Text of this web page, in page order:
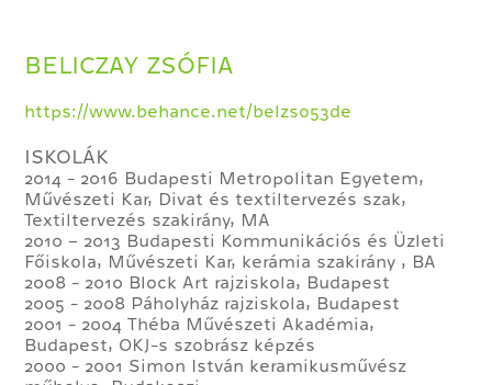
BELICZAY ZSÓFIA
https://www.behance.net/belzso53de
ISKOLÁK
2014 - 2016 Budapesti Metropolitan Egyetem,
Művészeti Kar, Divat és textiltervezés szak,
Textiltervezés szakirány, MA
2010 – 2013 Budapesti Kommunikációs és Üzleti
Főiskola, Művészeti Kar, kerámia szakirány , BA
2008 - 2010 Block Art rajziskola, Budapest
2005 - 2008 Páholyház rajziskola, Budapest
2001 - 2004 Théba Művészeti Akadémia,
Budapest, OKJ-s szobrász képzés
2000 - 2001 Simon István keramikusművész